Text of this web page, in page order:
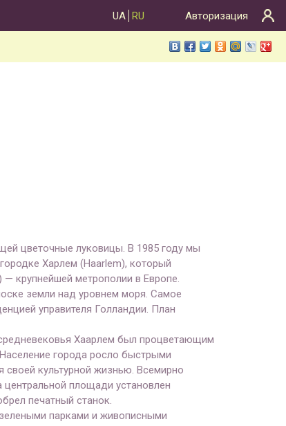
UA RU Авторизация
цветочные луковицы. В 1985 году мы
Харлем (Haarlem), который
крупнейшей метрополии в Европе.
земли над уровнем моря. Самое
управителя Голландии. План
Хаарлем был процветающим
города росло быстрыми
своей культурной жизнью. Всемирно
площади установлен
печатный станок.
парками и живописными